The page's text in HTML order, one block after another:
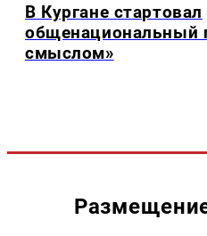
В Кургане стартовал
общенациональный
смыслом»